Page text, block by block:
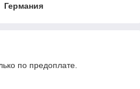
Германия
по предоплате.